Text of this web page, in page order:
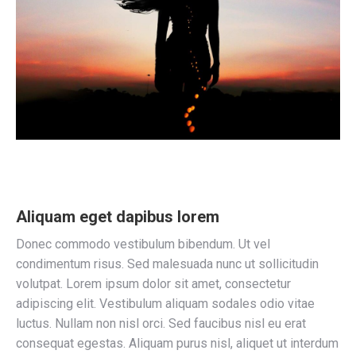
Aliquam eget dapibus lorem
Donec commodo vestibulum bibendum. Ut vel
condimentum risus. Sed malesuada nunc ut sollicitudin
volutpat. Lorem ipsum dolor sit amet, consectetur
adipiscing elit. Vestibulum aliquam sodales odio vitae
luctus. Nullam non nisl orci. Sed faucibus nisl eu erat
consequat egestas. Aliquam purus nisl, aliquet ut interdum